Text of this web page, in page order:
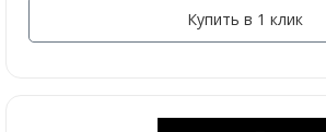
Купить в 1 клик